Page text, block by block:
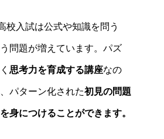
入試は公式や知識を問う
問題が増えています。パズ
思考力を育成する講座なの
パターン化された初見の問題
身につけることができます。